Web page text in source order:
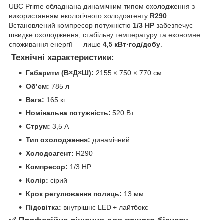
UBC Prime обладнана динамічним типом охолодження з
використанням екологічного холодоагенту R290.
Встановлений компресор потужністю 1/3 HP забезпечує
швидке охолодження, стабільну температуру та економне
споживання енергії — лише 4,5 кВт·год/добу.
Технічні характеристики:
Габарити (В×Д×Ш): 2155 × 750 × 770 см
Об’єм: 785 л
Вага: 165 кг
Номінальна потужність: 520 Вт
Струм: 3,5 А
Тип охолодження: динамічний
Холодоагент: R290
Компресор: 1/3 HP
Колір: сірий
Крок регулювання полиць: 13 мм
Підсвітка: внутрішнє LED + лайтбокс